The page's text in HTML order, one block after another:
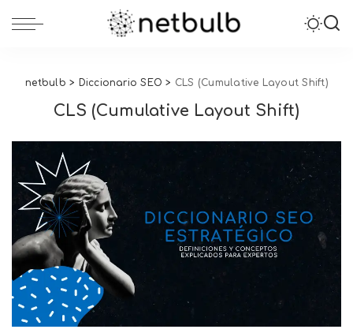
netbulb > Diccionario SEO > CLS (Cumulative Layout Shift)
CLS (Cumulative Layout Shift)